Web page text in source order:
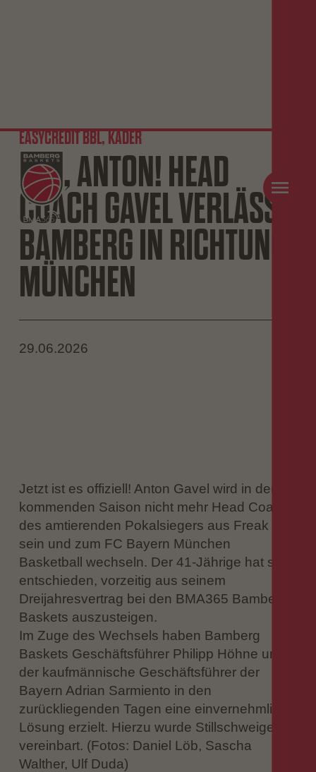
EASYCREDIT BBL, KADER
ADE, ANTON! HEAD
COACH GAVEL VERLÄSST
BAMBERG IN RICHTUNG
MÜNCHEN
29.06.2026
Jetzt ist es offiziell! Anton Gavel wird in der
kommenden Saison nicht mehr Head Coach
des amtierenden Pokalsiegers aus Freak City
sein und zum FC Bayern München
Basketball wechseln. Der 41-Jährige hat sich
entschieden, vorzeitig aus seinem
Dreijahresvertrag bei den BMA365 Bamberg
Baskets auszusteigen.
Im Zuge des Wechsels haben Bamberg
Baskets Geschäftsführer Philipp Höhne und
der kaufmännische Geschäftsführer der
Bayern Adrian Sarmiento in den
zurückliegenden Tagen eine einvernehmliche
Lösung erzielt. Hierzu wurde Stillschweigen
vereinbart. (Fotos: Daniel Löb, Sascha
Walther, Ulf Duda)